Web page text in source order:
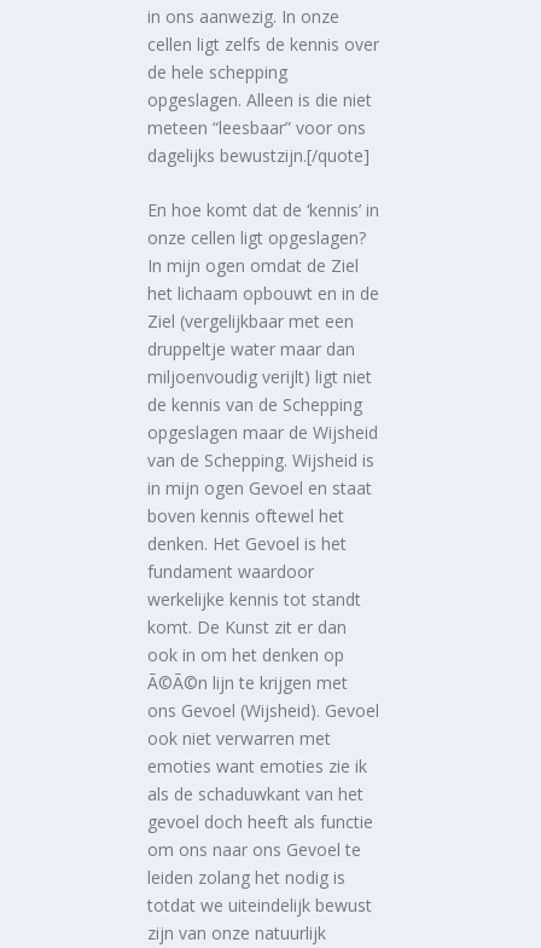
in ons aanwezig. In onze
cellen ligt zelfs de kennis over
de hele schepping
opgeslagen. Alleen is die niet
meteen “leesbaar” voor ons
dagelijks bewustzijn.[/quote]
En hoe komt dat de ‘kennis’ in
onze cellen ligt opgeslagen?
In mijn ogen omdat de Ziel
het lichaam opbouwt en in de
Ziel (vergelijkbaar met een
druppeltje water maar dan
miljoenvoudig verijlt) ligt niet
de kennis van de Schepping
opgeslagen maar de Wijsheid
van de Schepping. Wijsheid is
in mijn ogen Gevoel en staat
boven kennis oftewel het
denken. Het Gevoel is het
fundament waardoor
werkelijke kennis tot standt
komt. De Kunst zit er dan
ook in om het denken op
Ã©Ã©n lijn te krijgen met
ons Gevoel (Wijsheid). Gevoel
ook niet verwarren met
emoties want emoties zie ik
als de schaduwkant van het
gevoel doch heeft als functie
om ons naar ons Gevoel te
leiden zolang het nodig is
totdat we uiteindelijk bewust
zijn van onze natuurlijk